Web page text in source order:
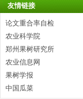
友情链接
论文重合率自检
农业科学院
郑州果树研究所
农业信息网
果树学报
中国瓜菜